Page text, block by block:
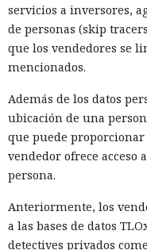
servicios a inversores,
de personas (skip
que los vendedores se
mencionados.
Además de los datos
ubicación de una
que puede
vendedor ofrece
persona.
Anteriormente, los
a las bases de datos
detectives privados